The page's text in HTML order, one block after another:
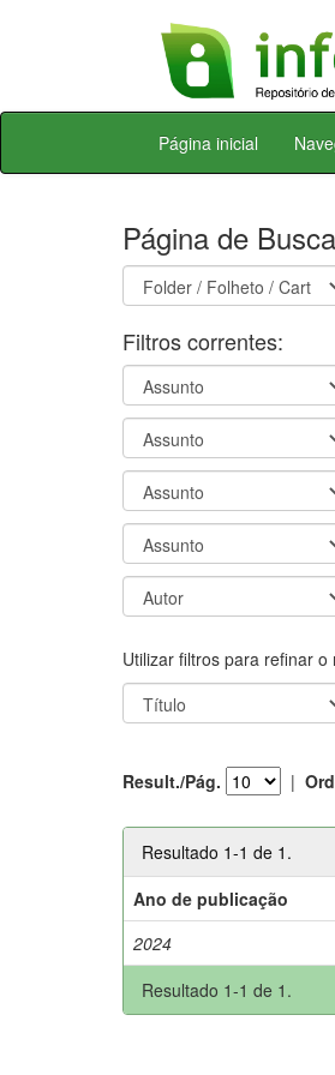
Skip
Página inicial
Página de Busca
Filtros correntes:
Utilizar filtros para refinar
Result./Pág. |
Resultado 1-1 de 1.
Ano de publicação
2024
Resultado 1-1 de 1.